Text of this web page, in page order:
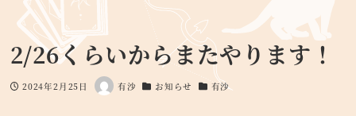
2/26くらいからまたやります！
投稿日
2024年2月25日
著
有沙
カテゴリー
お知らせ
カテゴリー
有沙